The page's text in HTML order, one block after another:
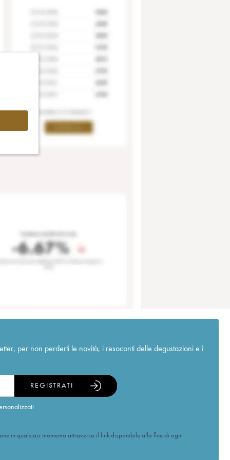
per non perderti le novità, i resoconti delle degustazioni e i
REGISTRATI
in qualsiasi momento attraverso il link disponibile alla fine di ogni